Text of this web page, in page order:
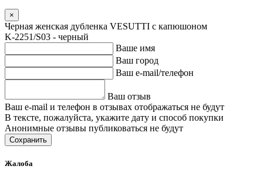
×
Черная женская дубленка VESUTTI с капюшоном
K-2251/S03 - черный
Ваше имя
Ваш город
Ваш e-mail/телефон
Ваш отзыв
Ваш e-mail и телефон в отзывах отображаться не будут
В тексте, пожалуйста, укажите дату и способ покупки
Анонимные отзывы публиковаться не будут
Сохранить
Жалоба